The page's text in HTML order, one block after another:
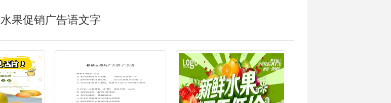
水果促销广告语文字